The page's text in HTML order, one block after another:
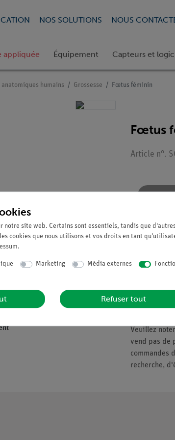
NOS SOLUTIONS NOUS
appliquée Équipement Capteurs et
anatomiques humains Grossesse Fœtus féminin
Fœtus
Article n°.
Politique de qualité
Sécurité en classe
Nous ne
Veuillez
vend pas de
commandes
recherche,
notre site web. Certains sont essentiels, tandis que
cookies que nous utilisons et vos droits en tant
.
Marketing Média externes
Refuser tout